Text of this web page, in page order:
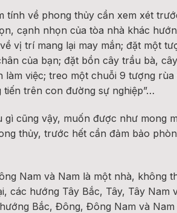
tính về phong thủy cần xem xét
cạnh nhọn của tòa nhà khác
vị trí mang lại may mắn; đặt một
của bạn; đặt bồn cây trầu bà,
làm việc; treo một chuỗi 9 tượng
tiến trên con đường sự nghiệp”…
gì cũng vậy, muốn được như mong
thủy, trước hết cần đảm bảo
Nam và Nam là một nhà, không
các hướng Tây Bắc, Tây, Tây
Bắc, Đông, Đông Nam và